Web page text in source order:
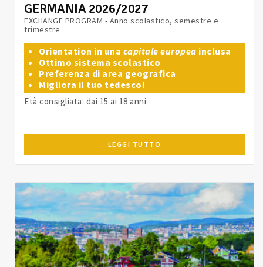
GERMANIA 2026/2027
EXCHANGE PROGRAM - Anno scolastico, semestre e
trimestre
Orientation in una capitale europea inclusa
Ottimo sistema scolastico
Preferenza di area geografica
Migliora il tuo tedesco!
Età consigliata: dai 15 ai 18 anni
LEGGI TUTTO